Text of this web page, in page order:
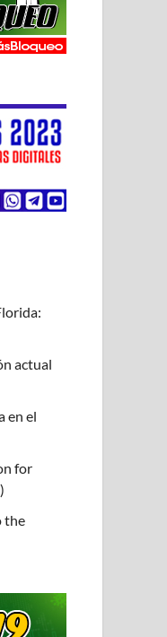
actual
en el
for
the